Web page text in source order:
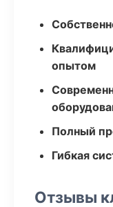
опытом
Полный
Гибкая
Отзывы